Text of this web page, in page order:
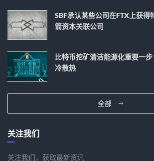
SBF承认某些公司在FTX上获得
箭资本关联公司
比特币挖矿清洁能源化重要一
冷散热
全部
关注我们
关注我们，获取最新资讯